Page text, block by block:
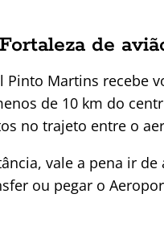
de
Martins recebe
de 10 km do
no trajeto entre o
vale a pena ir
ou pegar o